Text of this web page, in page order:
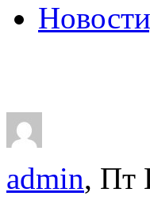
admin, Пт